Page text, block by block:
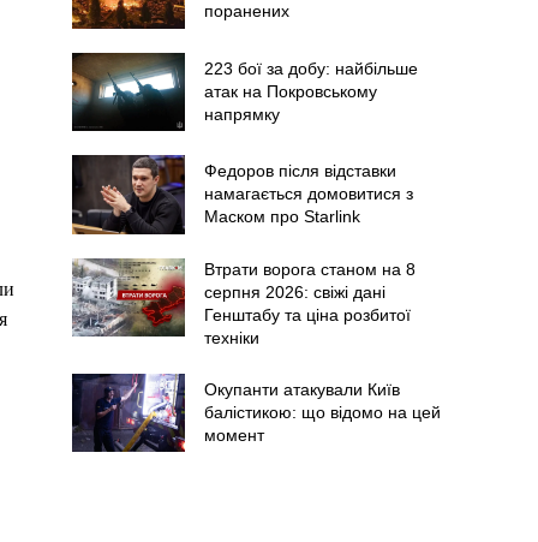
поранених
223 бої за добу: найбільше
атак на Покровському
напрямку
Федоров після відставки
намагається домовитися з
Маском про Starlink
Втрати ворога станом на 8
серпня 2026: свіжі дані
Генштабу та ціна розбитої
техніки
Окупанти атакували Київ
балістикою: що відомо на цей
момент